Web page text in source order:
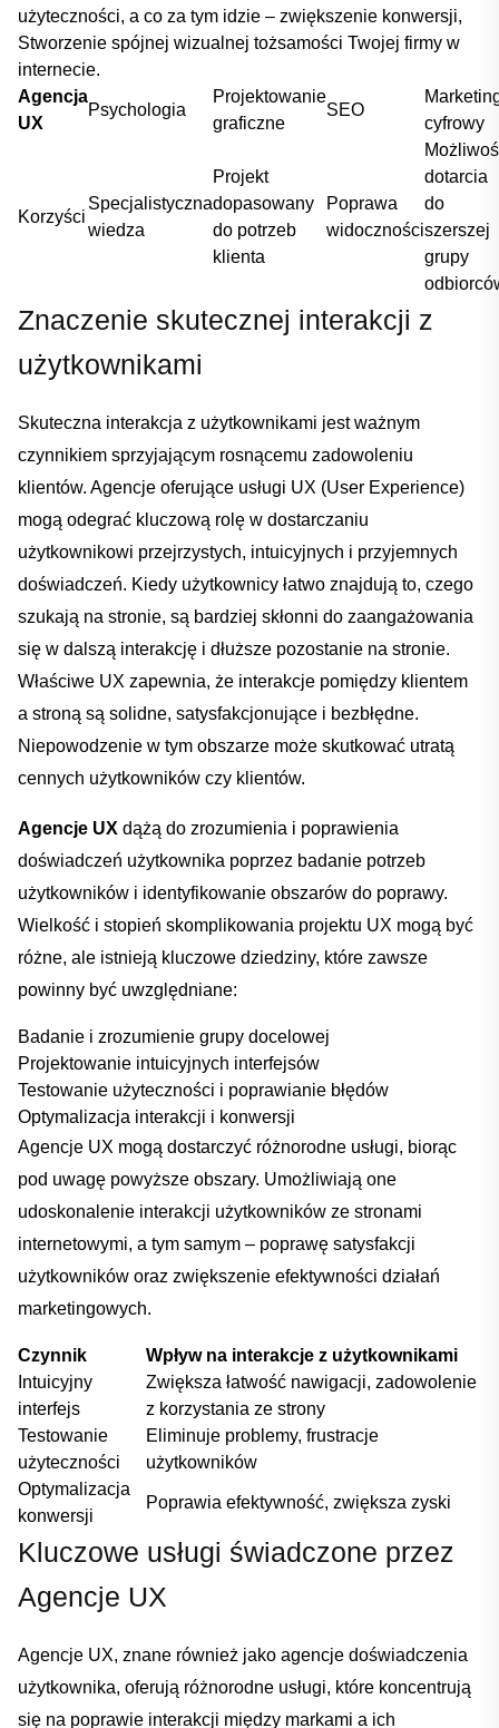
użyteczności, a ‍co ⁣za⁢ tym idzie – zwiększenie konwersji,
Stworzenie spójnej wizualnej tożsamości ⁤Twojej firmy ⁤w
internecie.
Agencja
​UX
Psychologia
Projektowanie
graficzne
SEO
cyfrowy
Korzyści
Specjalistyczna
wiedza
Projekt
dopasowany⁢
do‌ potrzeb
‌klienta
Poprawa
widoczności
dotarcia
do
szerszej⁢
grupy
Znaczenie skutecznej interakcji z
użytkownikami
Skuteczna interakcja z użytkownikami jest ważnym
czynnikiem sprzyjającym rosnącemu zadowoleniu
klientów. Agencje oferujące usługi UX⁢ (User Experience)
mogą odegrać‌ kluczową rolę w dostarczaniu
użytkownikowi ‍przejrzystych, intuicyjnych i przyjemnych
doświadczeń. Kiedy użytkownicy łatwo znajdują to, czego
szukają na stronie, są bardziej skłonni do​ zaangażowania⁢
się w dalszą⁣ interakcję i dłuższe pozostanie na stronie.
Właściwe UX zapewnia, że interakcje pomiędzy‍ klientem
a stroną są‌ solidne, satysfakcjonujące i ⁣bezbłędne.
⁤Niepowodzenie ⁢w ‌tym obszarze może skutkować utratą
cennych⁤ użytkowników czy klientów.
Agencje UX dążą do zrozumienia i poprawienia
doświadczeń użytkownika poprzez badanie‌ potrzeb
użytkowników i identyfikowanie obszarów do poprawy.
Wielkość i stopień skomplikowania projektu UX mogą być
różne, ale istnieją kluczowe ⁢dziedziny,⁣ które zawsze
powinny być uwzględniane:
Badanie i zrozumienie grupy docelowej
Projektowanie intuicyjnych ⁣interfejsów
Testowanie użyteczności i poprawianie błędów
Optymalizacja interakcji i konwersji
Agencje‍ UX mogą dostarczyć różnorodne usługi, biorąc
⁤pod uwagę ⁢powyższe obszary. Umożliwiają one
⁤udoskonalenie⁣ interakcji⁢ użytkowników ze stronami​
internetowymi, a tym samym – poprawę satysfakcji‍
użytkowników oraz zwiększenie efektywności⁣ działań
marketingowych.
Czynnik
Wpływ na interakcje z użytkownikami
Intuicyjny
interfejs
Zwiększa‌ łatwość nawigacji,⁣ zadowolenie‌
z⁢ korzystania ze ⁢strony
Testowanie⁢
użyteczności
Eliminuje problemy, frustracje
użytkowników
Optymalizacja
konwersji
Poprawia efektywność, zwiększa zyski
Kluczowe usługi świadczone przez ​
Agencje UX
Agencje UX, znane również ⁣jako agencje doświadczenia
⁣użytkownika, oferują różnorodne usługi,​ które koncentrują
się na poprawie interakcji między markami a ich